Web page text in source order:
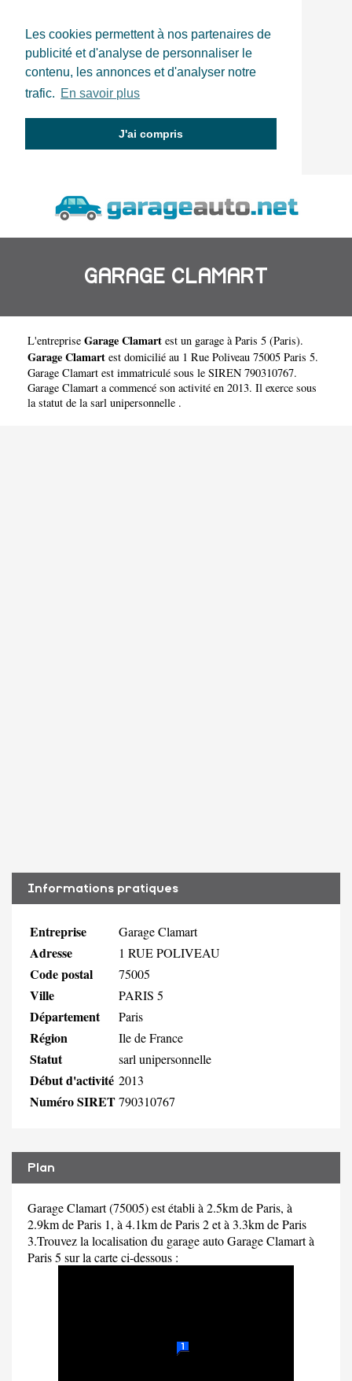
Les cookies permettent à nos partenaires de
publicité et d'analyse de personnaliser le
contenu, les annonces et d'analyser notre
trafic. En savoir plus
J'ai compris
GARAGE CLAMART
L'entreprise Garage Clamart est un garage à Paris 5 (Paris).
Garage Clamart est domicilié au 1 Rue Poliveau 75005 Paris 5.
Garage Clamart est immatriculé sous le SIREN 790310767.
Garage Clamart a commencé son activité en 2013. Il exerce sous
la statut de la sarl unipersonnelle .
Informations pratiques
Entreprise Garage Clamart
Adresse 1 RUE POLIVEAU
Code postal 75005
Ville PARIS 5
Département Paris
Région Ile de France
Statut sarl unipersonnelle
Début d'activité 2013
Numéro SIRET790310767
Plan
Garage Clamart (75005) est établi à 2.5km de Paris, à
2.9km de Paris 1, à 4.1km de Paris 2 et à 3.3km de Paris
3.Trouvez la localisation du garage auto Garage Clamart à
Paris 5 sur la carte ci-dessous :